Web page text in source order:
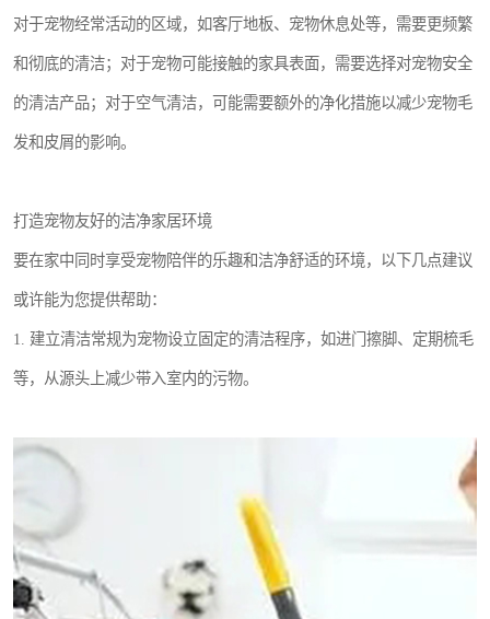
对于宠物经常活动的区域，如客厅地板、宠物休息处等，需要更频繁
和彻底的清洁；对于宠物可能接触的家具表面，需要选择对宠物安全
的清洁产品；对于空气清洁，可能需要额外的净化措施以减少宠物毛
发和皮屑的影响。
打造宠物友好的洁净家居环境
要在家中同时享受宠物陪伴的乐趣和洁净舒适的环境，以下几点建议
或许能为您提供帮助：
1. 建立清洁常规为宠物设立固定的清洁程序，如进门擦脚、定期梳毛
等，从源头上减少带入室内的污物。